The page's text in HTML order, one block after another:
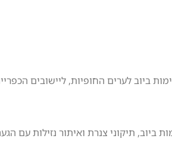
ביוב לערים החופיות, ליישובים
תיקוני צנרת ואיתור נזילות עם